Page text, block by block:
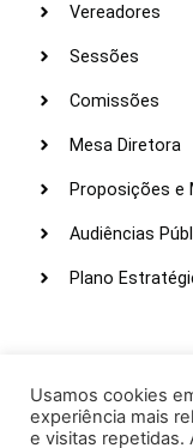
Vereadores
Sessões
Comissões
Mesa Diretora
Proposições e
Audiências
Plano
Webmail
Intranet
Usamos cookies
experiência mais
e visitas repetidas.